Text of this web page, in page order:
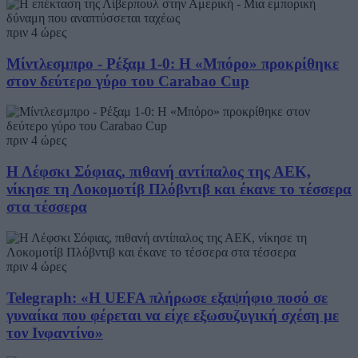
πριν 4 ώρες
Μίντλεσμπρο - Ρέξαμ 1-0: Η «Μπόρο» προκρίθηκε
στον δεύτερο γύρο του Carabao Cup
πριν 4 ώρες
Η Λέφσκι Σόφιας, πιθανή αντίπαλος της ΑΕΚ,
νίκησε τη Λοκομοτίβ Πλόβντιβ και έκανε το τέσσερα
στα τέσσερα
πριν 4 ώρες
Telegraph: «Η UEFA πλήρωσε εξαψήφιο ποσό σε
γυναίκα που φέρεται να είχε εξωσυζυγική σχέση με
τον Ινφαντίνο»